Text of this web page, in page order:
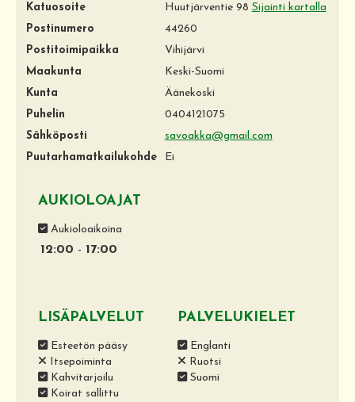
Katuosoite
Huutjärventie 98 Sijainti kartalla
Postinumero
44260
Postitoimipaikka
Vihijärvi
Maakunta
Keski-Suomi
Kunta
Äänekoski
Puhelin
0404121075
Sähköposti
savoakka@gmail.com
Puutarhamatkailukohde
Ei
AUKIOLOAJAT
Aukioloaikoina
12:00 - 17:00
LISÄPALVELUT
Esteetön pääsy
Itsepoiminta
Kahvitarjoilu
Koirat sallittu
PALVELUKIELET
Englanti
Ruotsi
Suomi